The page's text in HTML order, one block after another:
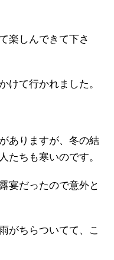
楽しんできて下さ
けて行かれました。
ありますが、冬の結
たちも寒いのです。
宴だったので意外と
がちらついてて、こ